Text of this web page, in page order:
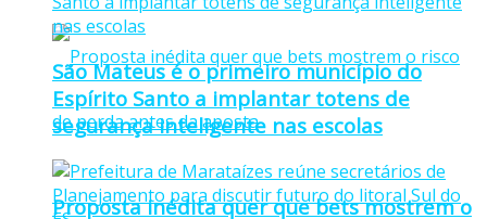
Proposta inédita quer que bets mostrem o
São Mateus é o primeiro município do
Espírito Santo a implantar totens de
segurança inteligente nas escolas